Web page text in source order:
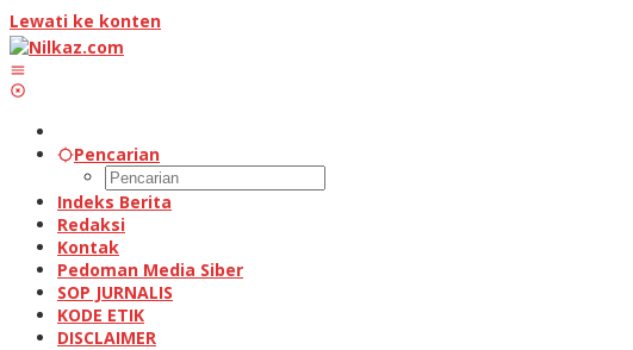
Lewati ke konten
Pencarian
Indeks Berita
Redaksi
Kontak
Pedoman Media Siber
SOP JURNALIS
KODE ETIK
DISCLAIMER